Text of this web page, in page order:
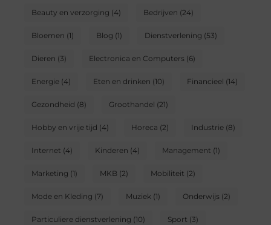
Beauty en verzorging (4) Bedrijven (24)
Bloemen (1) Blog (1) Dienstverlening (53)
Dieren (3) Electronica en Computers(6)
Energie(4) Eten en drinken (10) Financieel (14)
Gezondheid (8) Groothandel (21)
Hobby en vrije tijd (4) Horeca (2) Industrie(8)
Internet (4) Kinderen (4) Management (1)
Marketing (1) MKB (2) Mobiliteit (2)
Mode en Kleding (7) Muziek(1) Onderwijs(2)
Particuliere dienstverlening (10) Sport (3)